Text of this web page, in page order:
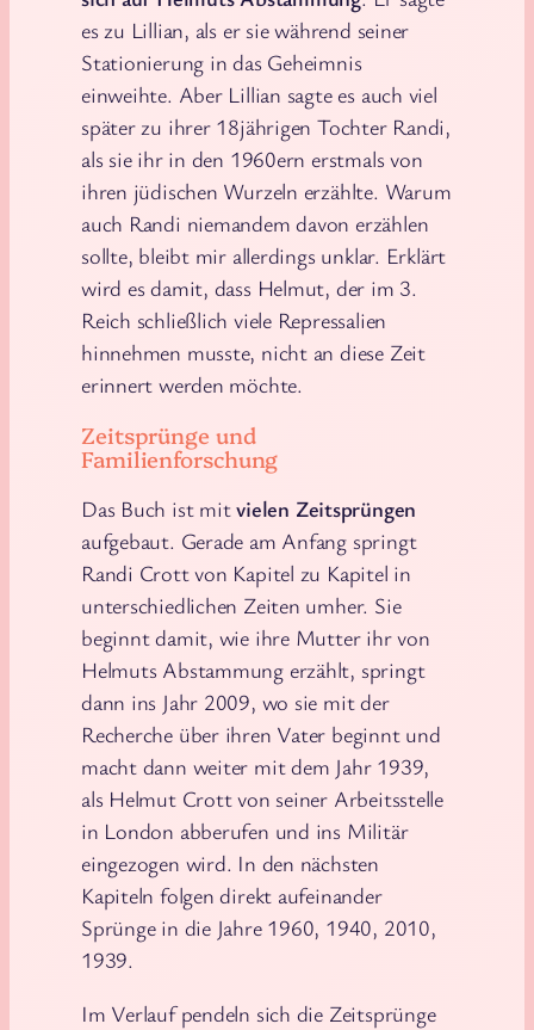
es zu Lillian, als er sie während seiner
Stationierung in das Geheimnis
einweihte. Aber Lillian sagte es auch viel
später zu ihrer 18jährigen Tochter Randi,
als sie ihr in den 1960ern erstmals von
ihren jüdischen Wurzeln erzählte. Warum
auch Randi niemandem davon erzählen
sollte, bleibt mir allerdings unklar. Erklärt
wird es damit, dass Helmut, der im 3.
Reich schließlich viele Repressalien
hinnehmen musste, nicht an diese Zeit
erinnert werden möchte.
Zeitsprünge und
Familienforschung
Das Buch ist mitvielen Zeitsprüngen
aufgebaut. Gerade am Anfang springt
Randi Crott von Kapitel zu Kapitel in
unterschiedlichen Zeiten umher. Sie
beginnt damit, wie ihre Mutter ihr von
Helmuts Abstammung erzählt, springt
dann ins Jahr 2009, wo sie mit der
Recherche über ihren Vater beginnt und
macht dann weiter mit dem Jahr 1939,
als Helmut Crott von seiner Arbeitsstelle
in London abberufen und ins Militär
eingezogen wird. In den nächsten
Kapiteln folgen direkt aufeinander
Sprünge in die Jahre 1960, 1940, 2010,
1939.
Im Verlauf pendeln sich die Zeitsprünge